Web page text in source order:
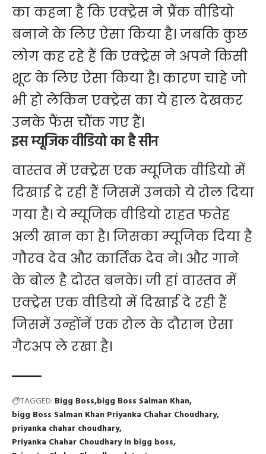
का कहना है कि एक्ट्रेस ने प्रैंक वीडियो
बनाने के लिए ऐसा किया है। जबकि कुछ
लोग कह रहे हैं कि एक्ट्रेस ने अपने किसी
शूट के लिए ऐसा किया है। कारण चाहे जो
भी हो लेकिन एक्ट्रेस का ये हाल देखकर
उनके फैंस चौंक गए हैं।
इस म्यूजिक वीडियो का है सीन
वास्तव में एक्ट्रेस एक म्यूजिक वीडियो में
दिखाई दे रही हैं जिसमें उनको ये रोल दिया
गया है। ये म्यूजिक वीडियो राहत फतेह
अली खान का है। जिसका म्यूजिक दिया है
गौरव देव और कार्तिक देव ने। और गाने
के बोल है दोस्त बनके। जी हां वास्तव में
एक्ट्रेस एक वीडियो में दिखाई दे रही हैं
जिसमें उन्होंनें एक रोल के दौरान ऐसा
गैटअप ले रखा है।
TAGGED: Bigg Boss bigg Boss Salman Khan
bigg Boss Salman Khan Priyanka Chahar Choudhary
priyanka chahar choudhary
Priyanka Chahar Choudhary in bigg boss